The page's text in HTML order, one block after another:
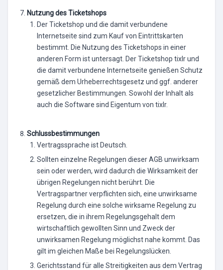
Nutzung des Ticketshops
Der Ticketshop und die damit verbundene
Internetseite sind zum Kauf von Eintrittskarten
bestimmt. Die Nutzung des Ticketshops in einer
anderen Form ist untersagt. Der Ticketshop tixlr und
die damit verbundene Internetseite genießen Schutz
gemäß dem Urheberrechtsgesetz und ggf. anderer
gesetzlicher Bestimmungen. Sowohl der Inhalt als
auch die Software sind Eigentum von tixlr.
Schlussbestimmungen
Vertragssprache ist Deutsch.
Sollten einzelne Regelungen dieser AGB unwirksam
sein oder werden, wird dadurch die Wirksamkeit der
übrigen Regelungen nicht berührt. Die
Vertragspartner verpflichten sich, eine unwirksame
Regelung durch eine solche wirksame Regelung zu
ersetzen, die in ihrem Regelungsgehalt dem
wirtschaftlich gewollten Sinn und Zweck der
unwirksamen Regelung möglichst nahe kommt. Das
gilt im gleichen Maße bei Regelungslücken.
Gerichtsstand für alle Streitigkeiten aus dem Vertrag